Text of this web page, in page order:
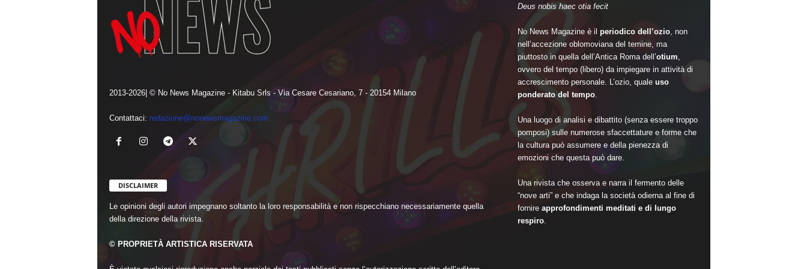
2013-2026| © No News Magazine - Kitabu Srls - Via Cesare Cesariano, 7 - 20154 Milano
Contattaci: redazione@nonewsmagazine.com
DISCLAIMER
Le opinioni degli autori impegnano soltanto la loro responsabilità e non rispecchiano necessariamente quella
della direzione della rivista.
© PROPRIETÀ ARTISTICA RISERVATA
Deus nobis haec otia fecit
No News Magazine è il periodico dell’ozio, non
nell’accezione oblomoviana del temine, ma
piuttosto in quella dell’Antica Roma dell’otium,
ovvero del tempo (libero) da impiegare in attività di
accrescimento personale. L’ozio, quale uso
ponderato del tempo.
Una luogo di analisi e dibattito (senza essere troppo
pomposi) sulle numerose sfaccettature e forme che
la cultura può assumere e della pienezza di
emozioni che questa può dare.
Una rivista che osserva e narra il fermento delle
“nove arti” e che indaga la società odierna al fine di
fornire approfondimenti meditati e di lungo
respiro.